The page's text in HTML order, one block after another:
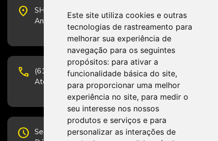
Este site utiliza cookies e outras
tecnologias de rastreamento para
melhorar sua experiência de
navegação para os seguintes
propósitos: para ativar a
funcionalidade básica do site,
para proporcionar uma melhor
experiência no site, para medir o
seu interesse nos nossos
produtos e serviços e para
personalizar as interações de
place
SHS Quadra 6, Bloco E, Complexo Brasil 21, 20º
Andar, Sala 2001 - CEP 70322-915 - Brasília/DF
phone
(61) 3223-1652 e (61) 98131-3801.
Atendimento por telefone em horário comercial
schedule Segunda-feira a Sexta-feira de 12h às 19h.